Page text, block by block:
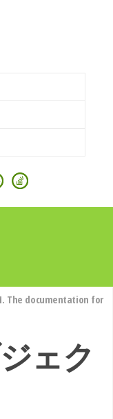
The documentation for
ェク